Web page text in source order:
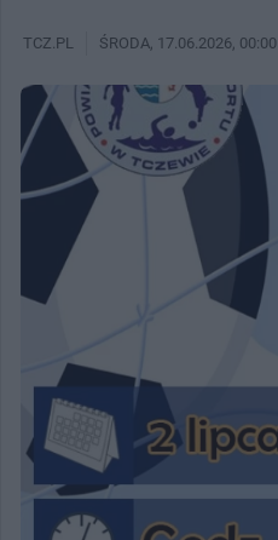
TCZ.PL ŚRODA , 17.06.2026, 00:00